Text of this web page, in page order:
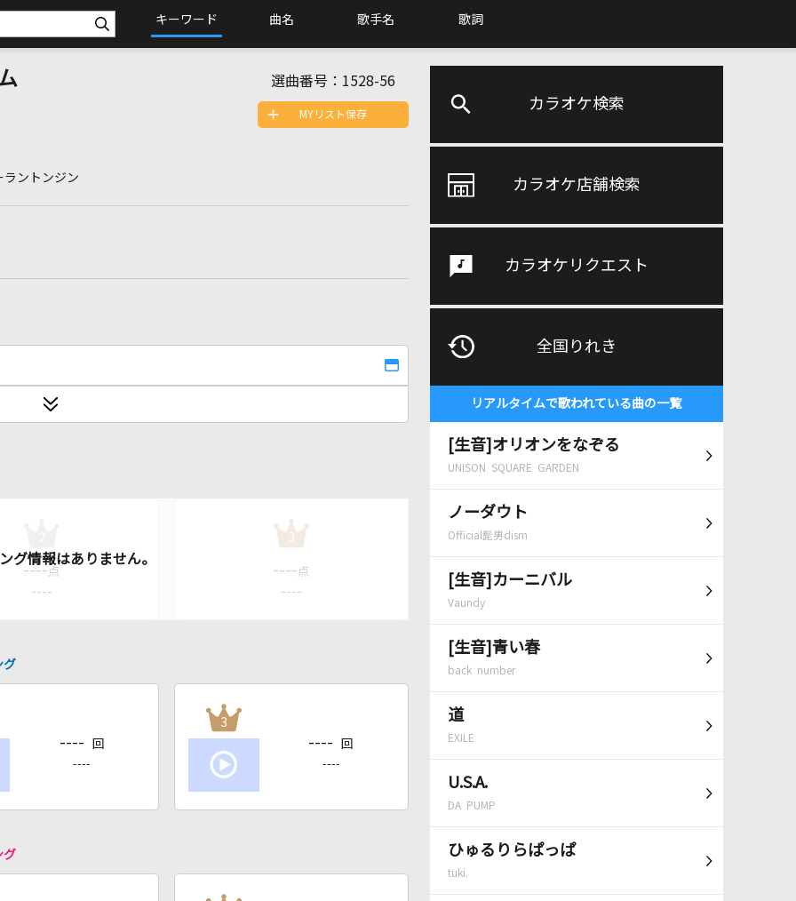
キーワード 曲名 歌手名 歌詞
カラオケ検索
カラオケ店舗検索
カラオケリクエスト
全国りれき
リアルタイムで歌われている曲の一覧
[生音]オリオンをなぞる
UNISON SQUARE GARDEN
ノーダウト
Official髭男dism
[生音]カーニバル
Vaundy
[生音]青い春
back number
道
EXILE
U.S.A.
DA PUMP
ひゅるりらぱっぱ
tuki.
選曲番号： 1528-56
ントンジン
MYリスト保存
---- 点
----
3
---- 点
----
グ
---- 回
----
3
---- 回
----
グ